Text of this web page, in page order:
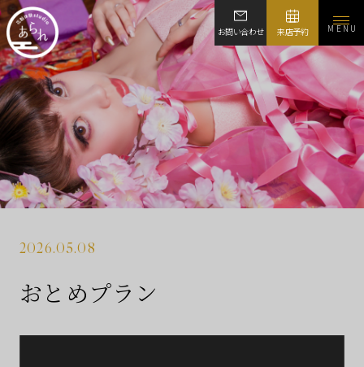
お問い合わせ 来店予約 MENU
2026.05.08
おとめプラン